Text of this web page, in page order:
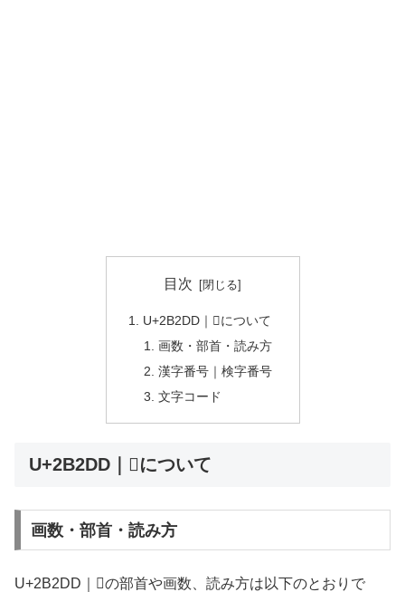
目次
U+2B2DD｜𫋝について
画数・部首・読み方
漢字番号｜検字番号
文字コード
U+2B2DD｜𫋝について
画数・部首・読み方
U+2B2DD｜𫋝の部首や画数、読み方は以下のとおりで